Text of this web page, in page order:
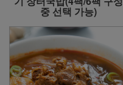
중 선택 가능)